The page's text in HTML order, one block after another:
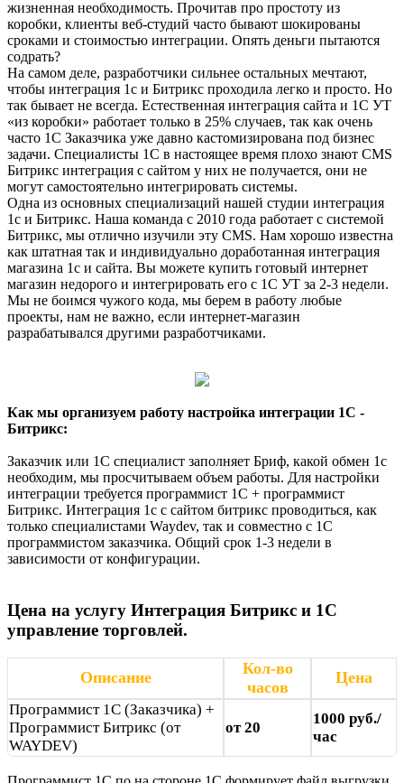
жизненная необходимость. Прочитав про простоту из
коробки, клиенты веб-студий часто бывают шокированы
сроками и стоимостью интеграции. Опять деньги пытаются
содрать?
На самом деле, разработчики сильнее остальных мечтают,
чтобы интеграция 1с и Битрикс проходила легко и просто. Но
так бывает не всегда. Естественная интеграция сайта и 1С УТ
«из коробки» работает только в 25% случаев, так как очень
часто 1С Заказчика уже давно кастомизирована под бизнес
задачи. Специалисты 1С в настоящее время плохо знают CMS
Битрикс интеграция с сайтом у них не получается, они не
могут самостоятельно интегрировать системы.
Одна из основных специализаций нашей студии интеграция
1с и Битрикс. Наша команда с 2010 года работает с системой
Битрикс, мы отлично изучили эту CMS. Нам хорошо известна
как штатная так и индивидуально доработанная интеграция
магазина 1с и сайта. Вы можете купить готовый интернет
магазин недорого и интегрировать его с 1С УТ за 2-3 недели.
Мы не боимся чужого кода, мы берем в работу любые
проекты, нам не важно, если интернет-магазин
разрабатывался другими разработчиками.
Как мы организуем работу настройка интеграции 1С -
Битрикс:
Заказчик или 1С специалист заполняет Бриф, какой обмен 1с
необходим, мы просчитываем объем работы. Для настройки
интеграции требуется программист 1С + программист
Битрикс. Интеграция 1с с сайтом битрикс проводиться, как
только специалистами Waydev, так и совместно с 1С
программистом заказчика. Общий срок 1-3 недели в
зависимости от конфигурации.
Цена на услугу Интеграция Битрикс и 1С
управление торговлей.
Описание
Кол-во
часов
Цена
Программист 1С (Заказчика) +
Программист Битрикс (от
WAYDEV)
от 20
1000 руб./
час